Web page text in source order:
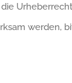
werden,